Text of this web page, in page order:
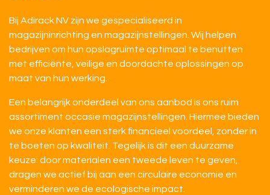
Bij Adirack NV zijn we gespecialiseerd in
magazijninrichting en magazijnstellingen. Wij helpen
bedrijven om hun opslagruimte optimaal te benutten
met efficiënte, veilige en doordachte oplossingen op
maat van hun werking.
Een belangrijk onderdeel van ons aanbod is ons ruim
assortiment occasie magazijnstellingen. Hiermee bieden
we onze klanten een sterk financieel voordeel, zonder in
te boeten op kwaliteit. Tegelijk is dit een duurzame
keuze: door materialen een tweede leven te geven,
dragen we actief bij aan een circulaire economie en
verminderen we de ecologische impact.